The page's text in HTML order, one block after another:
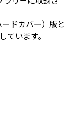
ドカバー）版と
います。